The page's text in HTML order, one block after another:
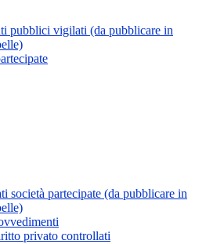
pubblici vigilati (da pubblicare in
società partecipate (da pubblicare in
privato controllati